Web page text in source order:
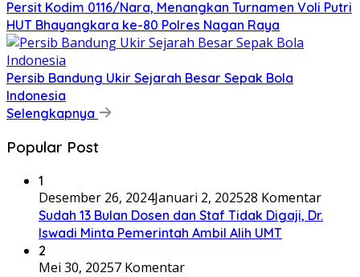
Persit Kodim 0116/Nara, Menangkan Turnamen Voli Putri
HUT Bhayangkara ke-80 Polres Nagan Raya
Persib Bandung Ukir Sejarah Besar Sepak Bola
Indonesia
Selengkapnya
Popular Post
1
Desember 26, 2024Januari 2, 202528 Komentar
Sudah 13 Bulan Dosen dan Staf Tidak Digaji, Dr.
Iswadi Minta Pemerintah Ambil Alih UMT
2
Mei 30, 20257 Komentar